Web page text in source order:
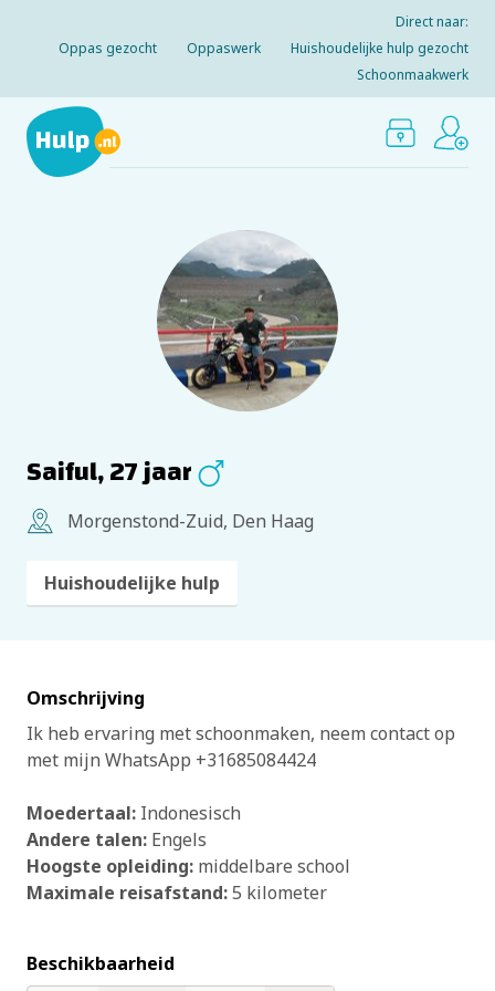
Direct naar:
Oppas gezocht
Oppaswerk
Huishoudelijke hulp gezocht
Schoonmaakwerk
Saiful, 27 jaar
Morgenstond-Zuid, Den Haag
Huishoudelijke hulp
Omschrijving
Ik heb ervaring met schoonmaken, neem contact op
met mijn WhatsApp +31685084424
Moedertaal: Indonesisch
Andere talen: Engels
Hoogste opleiding: middelbare school
Maximale reisafstand:5 kilometer
Beschikbaarheid